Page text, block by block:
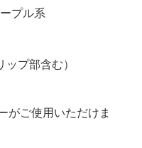
プル系
プ部含む）
がご使用いただけま